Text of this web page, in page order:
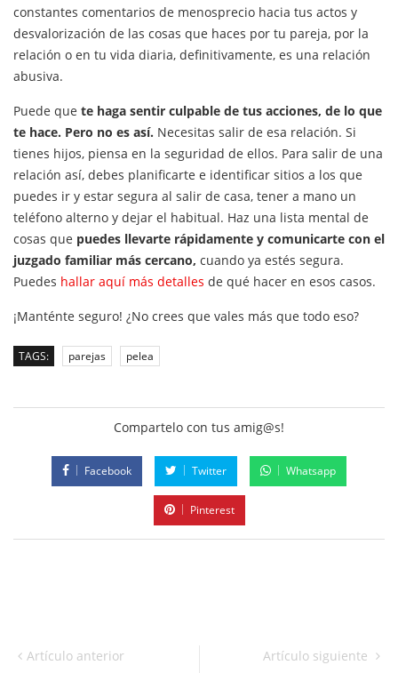
constantes comentarios de menosprecio hacia tus actos y
desvalorización de las cosas que haces por tu pareja, por la
relación o en tu vida diaria, definitivamente, es una relación
abusiva.
Puede que te haga sentir culpable de tus acciones, de lo que
te hace. Pero no es así. Necesitas salir de esa relación. Si
tienes hijos, piensa en la seguridad de ellos. Para salir de una
relación así, debes planificarte e identificar sitios a los que
puedes ir y estar segura al salir de casa, tener a mano un
teléfono alterno y dejar el habitual. Haz una lista mental de
cosas que puedes llevarte rápidamente y comunicarte con el
juzgado familiar más cercano, cuando ya estés segura.
Puedes hallar aquí más detalles de qué hacer en esos casos.
¡Manténte seguro! ¿No crees que vales más que todo eso?
TAGS: parejas pelea
Compartelo con tus amig@s!
Facebook Twitter Whatsapp
Pinterest
Artículo anterior Artículo siguiente